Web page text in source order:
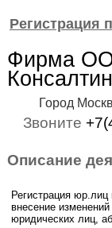
Регистрация
Фирма
Город
Звоните
Описание
Регистрация
внесение
юридических лиц,